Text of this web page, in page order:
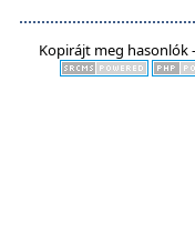
Kopirájt meg hasonlók